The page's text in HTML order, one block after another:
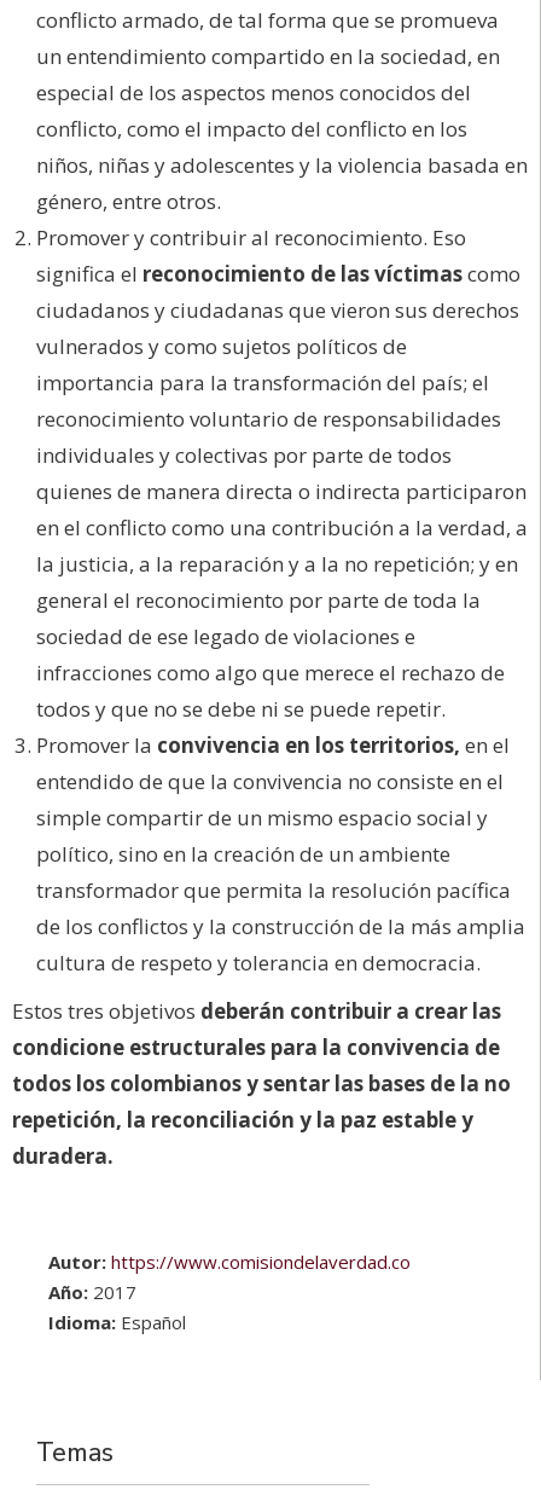
conflicto armado, de tal forma que se promueva
un entendimiento compartido en la sociedad, en
especial de los aspectos menos conocidos del
conflicto, como el impacto del conflicto en los
niños, niñas y adolescentes y la violencia basada en
género, entre otros.
Promover y contribuir al reconocimiento. Eso
significa el reconocimiento de las víctimascomo
ciudadanos y ciudadanas que vieron sus derechos
vulnerados y como sujetos políticos de
importancia para la transformación del país; el
reconocimiento voluntario de responsabilidades
individuales y colectivas por parte de todos
quienes de manera directa o indirecta participaron
en el conflicto como una contribución a la verdad, a
la justicia, a la reparación y a la no repetición; y en
general el reconocimiento por parte de toda la
sociedad de ese legado de violaciones e
infracciones como algo que merece el rechazo de
todos y que no se debe ni se puede repetir.
Promover la convivencia en los territorios, en el
entendido de que la convivencia no consiste en el
simple compartir de un mismo espacio social y
político, sino en la creación de un ambiente
transformador que permita la resolución pacífica
de los conflictos y la construcción de la más amplia
cultura de respeto y tolerancia en democracia.
Estos tres objetivos deberán contribuir a crear las
condicione estructurales para la convivencia de
todos los colombianos y sentar las bases de la no
repetición, la reconciliación y la paz estable y
duradera.
Autor: https://www.comisiondelaverdad.co
Año: 2017
Idioma: Español
Temas